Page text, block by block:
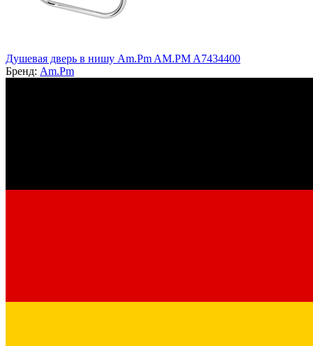
Душевая дверь в нишу Am.Pm AM.PM A7434400
Бренд: Am.Pm